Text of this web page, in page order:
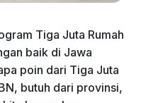
Tiga Juta Rumah
baik di Jawa
poin dari Tiga Juta
butuh dari provinsi,